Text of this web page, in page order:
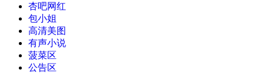
杏吧网红
包小姐
高清美图
有声小说
菠菜区
公告区